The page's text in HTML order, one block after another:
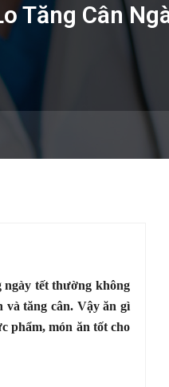
Tăng Cân
ngày tết thường không
và tăng cân. Vậy ăn gì
phẩm, món ăn tốt cho